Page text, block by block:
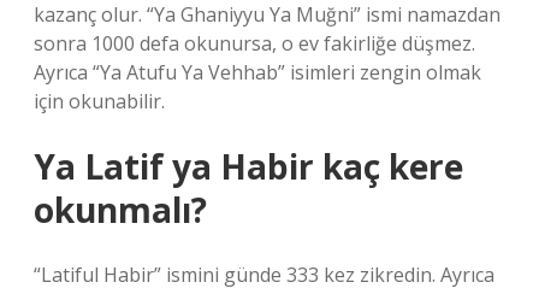
kazanç olur. “Ya Ghaniyyu Ya Muğni” ismi namazdan
sonra 1000 defa okunursa, o ev fakirliğe düşmez.
Ayrıca “Ya Atufu Ya Vehhab” isimleri zengin olmak
için okunabilir.
Ya Latif ya Habir kaç kere
okunmalı?
“Latiful Habir” ismini günde 333 kez zikredin. Ayrıca